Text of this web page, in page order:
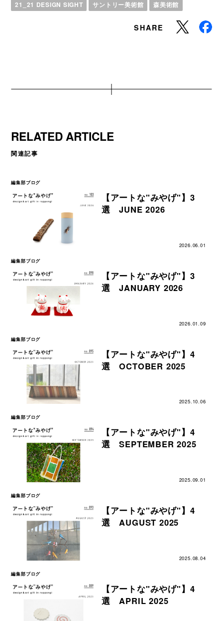
21_21 DESIGN SIGHT サントリー美術館 森美術館
SHARE
RELATED ARTICLE
関連記事
編集部ブログ
【アートな"みやげ"】3
選 JUNE 2026
2026.06.01
編集部ブログ
【アートな"みやげ"】3
選 JANUARY 2026
2026.01.09
編集部ブログ
【アートな"みやげ"】4
選 OCTOBER 2025
2025.10.06
編集部ブログ
【アートな"みやげ"】4
選 SEPTEMBER 2025
2025.09.01
編集部ブログ
【アートな"みやげ"】4
選 AUGUST 2025
2025.08.04
編集部ブログ
【アートな"みやげ"】4
選 APRIL 2025